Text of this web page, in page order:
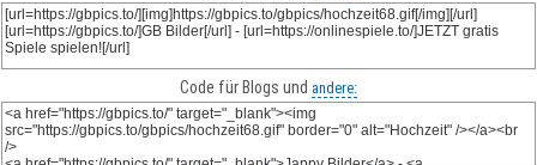
Code für Blogs und andere: